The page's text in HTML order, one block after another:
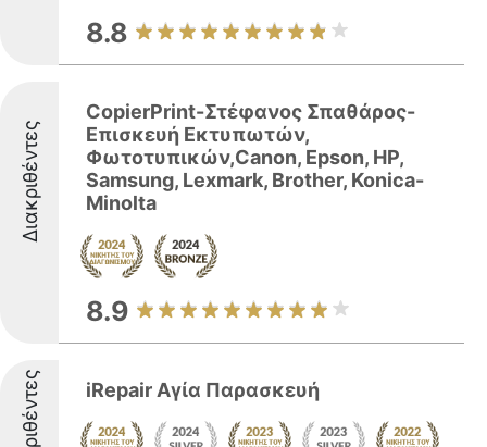
8.8
Διακριθέντες
CopierPrint-Στέφανος Σπαθάρος-
Επισκευή Εκτυπωτών,
Φωτοτυπικών,Canon, Epson, HP,
Samsung, Lexmark, Brother, Konica-
Minolta
8.9
iRepair Αγία Παρασκευή